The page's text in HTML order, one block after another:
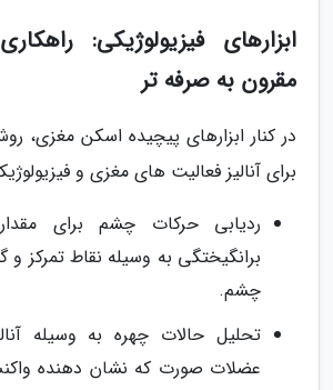
ابزارهای فیزیولوژیکی:
مقرون به صرفه تر
در کنار ابزارهای پیچیده اسکن مغزی،
برای آنالیز فعالیت های مغزی و
ردیابی حرکات چشم برای
برانگیختگی به وسیله نقاط
چشم.
تحلیل حالات چهره به وسیله
عضلات صورت که نشان دهنده